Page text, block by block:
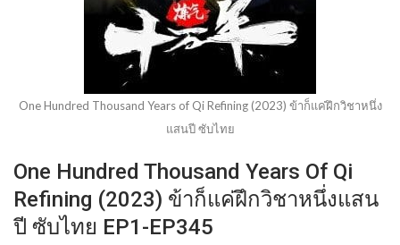
One Hundred Thousand Years of Qi Refining (2023) ข้าก็แค่ฝึกวิชาหนึ่ง
แสนปี ซับไทย
One Hundred Thousand Years Of Qi
Refining (2023) ข้าก็แค่ฝึกวิชาหนึ่งแสน
ปี ซับไทย EP1-EP345